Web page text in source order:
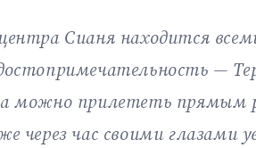
Сианя находится
—
можно прилететь прямым
через час своими глазами